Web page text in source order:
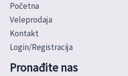
Početna
Veleprodaja
Kontakt
Login/Registracija
Pronađite nas